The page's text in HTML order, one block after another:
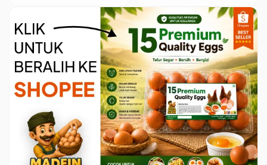
Perintah Komandan